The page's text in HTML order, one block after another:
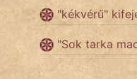
"kékvérű"
"Sok tarka